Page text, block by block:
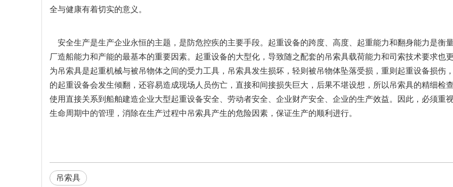
全与健康有着切实的意义。
安全生产是生产企业永恒的主题，是防危控疾的主要手段。起重设备的跨度、高度、起重能力和翻身能力是衡
厂造船能力和产能的最基本的重要因素。起重设备的大型化，导致随之配套的吊索具载荷能力和司索技术要求也
为吊索具是起重机械与被吊物体之间的受力工具，吊索具发生损坏，轻则被吊物体坠落受损，重则起重设备损伤
的起重设备会发生倾翻，还容易造成现场人员伤亡，直接和间接损失巨大，后果不堪设想，所以吊索具的精细检
使用直接关系到船舶建造企业大型起重设备安全、劳动者安全、企业财产安全、企业的生产效益。因此，必须重
生命周期中的管理，消除在生产过程中吊索具产生的危险因素，保证生产的顺利进行。
吊索具